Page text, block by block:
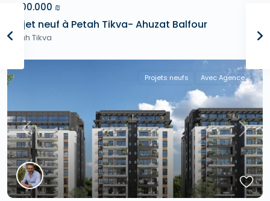
2.000.000 ₪
Projet neuf à Petah Tikva- Ahuzat Balfour
Petah Tikva
Previous Next
Projets neufs Avec Agence